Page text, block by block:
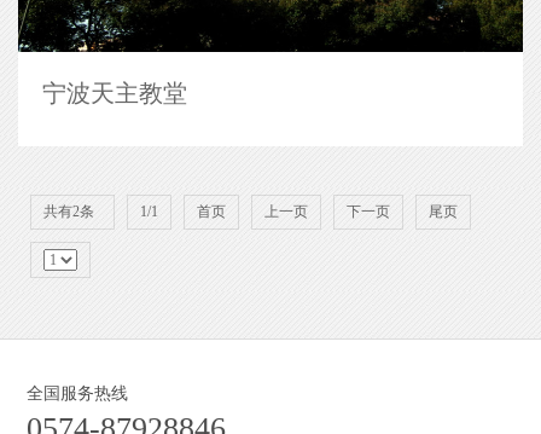
宁波天主教堂
共有2条 1/1 首页 上一页 下一页 尾页
全国服务热线